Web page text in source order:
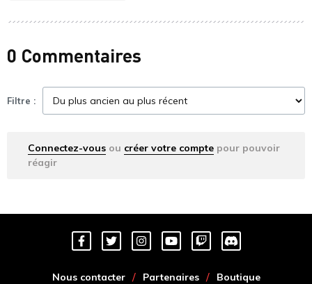
0 Commentaires
Filtre :
Connectez-vous ou créer votre compte pour pouvoir
réagir
Nous contacter Partenaires
Boutique